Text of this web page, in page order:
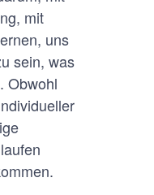
mit
uns
sein, was
Obwohl